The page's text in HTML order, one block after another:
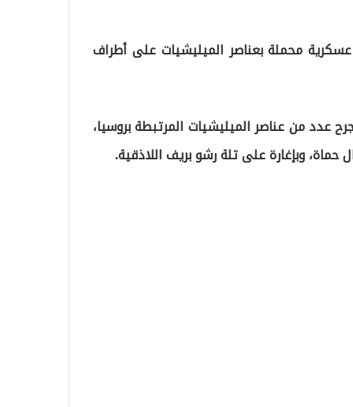
محملة بعناصر الميليشيات على أطراف
عدد من عناصر الميليشيات المرتبطة بروسيا،
وبإغارة على تلة رشو بريف اللاذقية.